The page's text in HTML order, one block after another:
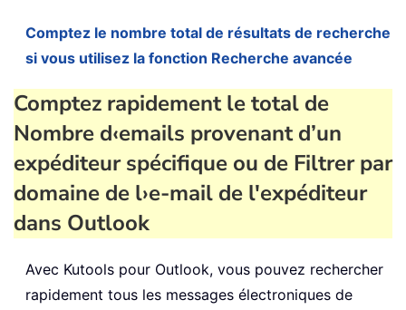
Comptez le nombre total de résultats de recherche
si vous utilisez la fonction Recherche avancée
Comptez rapidement le total de
Nombre d‹emails provenant d’un
expéditeur spécifique ou de Filtrer par
domaine de l›e-mail de l'expéditeur
dans Outlook
Avec Kutools pour Outlook, vous pouvez rechercher
rapidement tous les messages électroniques de